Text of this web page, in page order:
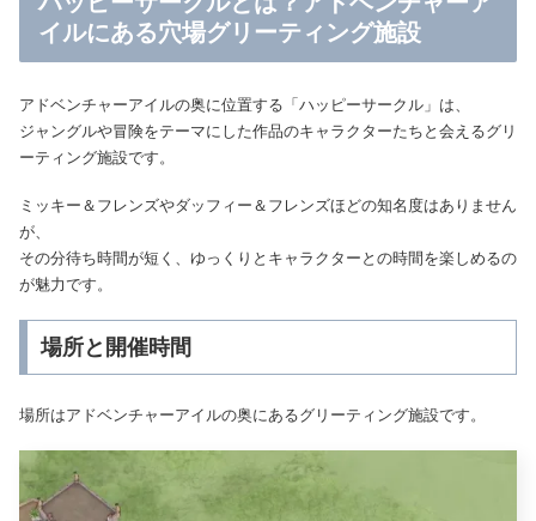
イルにある穴場グリーティング施設
アドベンチャーアイルの奥に位置する「ハッピーサークル」は、
ジャングルや冒険をテーマにした作品のキャラクターたちと会えるグリ
ーティング施設です。
ミッキー＆フレンズやダッフィー＆フレンズほどの知名度はありません
が、
その分待ち時間が短く、ゆっくりとキャラクターとの時間を楽しめるの
が魅力です。
場所と開催時間
場所はアドベンチャーアイルの奥にあるグリーティング施設です。